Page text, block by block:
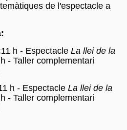
de l'espectacle a
11 h - Espectacle La llei de la
- Taller complementari
h - Espectacle La llei de la
- Taller complementari